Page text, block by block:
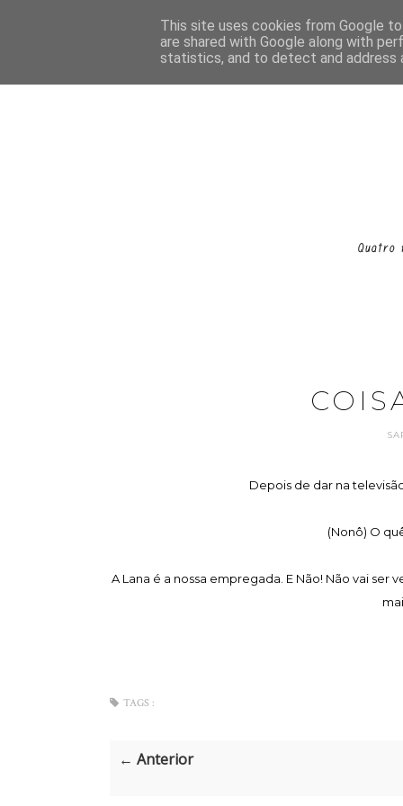
Depois de dar na
(Nonô) O
A Lana é a nossa empregada. E Não! Não vai ser
TAGS :
← Anterior
This site uses cookies from Google
are shared with Google along with
statistics, and to detect and address